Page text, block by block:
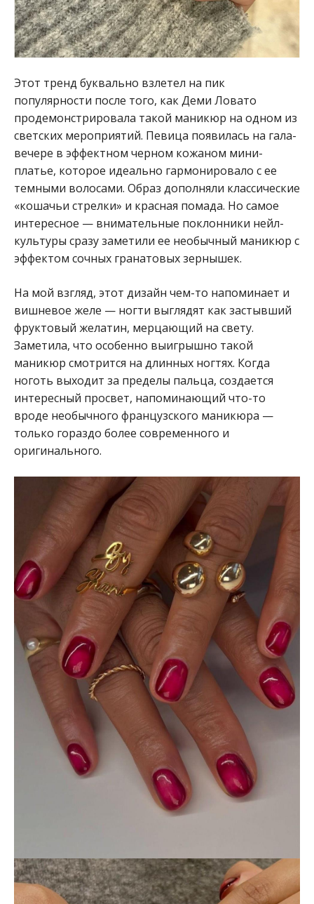
Этот тренд буквально взлетел на пик
популярности после того, как Деми Ловато
продемонстрировала такой маникюр на одном из
светских мероприятий. Певица появилась на гала-
вечере в эффектном черном кожаном мини-
платье, которое идеально гармонировало с ее
темными волосами. Образ дополняли классические
«кошачьи стрелки» и красная помада. Но самое
интересное — внимательные поклонники нейл-
культуры сразу заметили ее необычный маникюр с
эффектом сочных гранатовых зернышек.
На мой взгляд, этот дизайн чем-то напоминает и
вишневое желе — ногти выглядят как застывший
фруктовый желатин, мерцающий на свету.
Заметила, что особенно выигрышно такой
маникюр смотрится на длинных ногтях. Когда
ноготь выходит за пределы пальца, создается
интересный просвет, напоминающий что-то
вроде необычного французского маникюра —
только гораздо более современного и
оригинального.